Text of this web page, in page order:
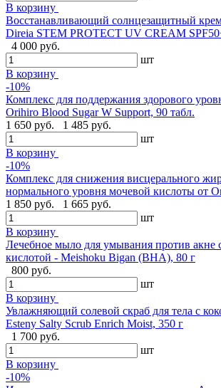
В корзину
Восстанавливающий солнцезащитный
Direia STEM PROTECT UV CREAM
4 000 руб.
шт
В корзину
-10%
Комплекс для поддержания здорового
Orihiro Blood Sugar W Support, 90 табл.
1 650 руб.
1 485 руб.
шт
В корзину
-10%
Комплекс для снижения висцерального
нормального уровня мочевой кислоты от
1 850 руб.
1 665 руб.
шт
В корзину
Лечебное мыло для умывания против акне
кислотой - Meishoku Bigan (BHA), 80 г
800 руб.
шт
В корзину
Увлажняющий солевой скраб для тела с
Esteny Salty Scrub Enrich Moist, 350 г
1 700 руб.
шт
В корзину
-10%